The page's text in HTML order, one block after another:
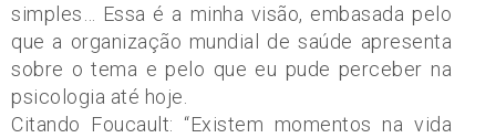
simples… Essa é a minha visão, embasada pelo
que a organização mundial de saúde apresenta
sobre o tema e pelo que eu pude perceber na
psicologia até hoje.
Citando Foucault: “Existem momentos na vida